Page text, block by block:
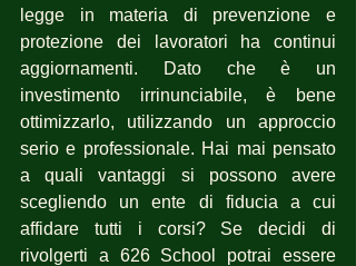
legge in materia di prevenzione e
protezione dei lavoratori ha continui
aggiornamenti. Dato che è un
investimento irrinunciabile, è bene
ottimizzarlo, utilizzando un approccio
serio e professionale. Hai mai pensato
a quali vantaggi si possono avere
scegliendo un ente di fiducia a cui
affidare tutti i corsi? Se decidi di
rivolgerti a 626 School potrai essere